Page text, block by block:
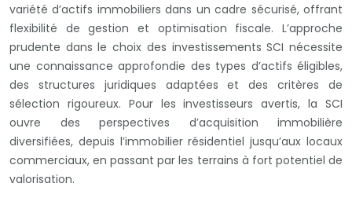
variété d’actifs immobiliers dans un cadre sécurisé, offrant
flexibilité de gestion et optimisation fiscale. L’approche
prudente dans le choix des investissements SCI nécessite
une connaissance approfondie des types d’actifs éligibles,
des structures juridiques adaptées et des critères de
sélection rigoureux. Pour les investisseurs avertis, la SCI
ouvre des perspectives d’acquisition immobilière
diversifiées, depuis l’immobilier résidentiel jusqu’aux locaux
commerciaux, en passant par les terrains à fort potentiel de
valorisation.